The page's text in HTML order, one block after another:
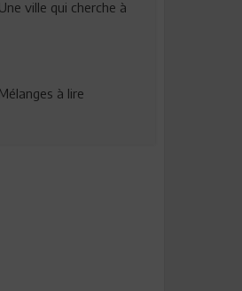
ville qui cherche à
à lire